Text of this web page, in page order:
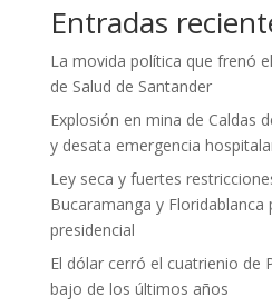
Entradas
La movida política que frenó
de Salud de Santander
Explosión en mina de Caldas
y desata emergencia
Ley seca y fuertes
Bucaramanga y Floridablanca
presidencial
El dólar cerró el cuatrienio de
bajo de los últimos años